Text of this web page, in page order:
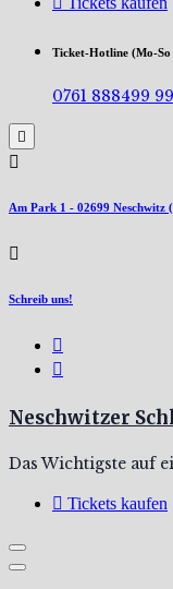
Ticket-Hotline (Mo-
0761 888499 99
Am Park 1 - 02699 Neschwitz
Schreib uns!
Neschwitzer
Das Wichtigste auf
Tickets kaufen